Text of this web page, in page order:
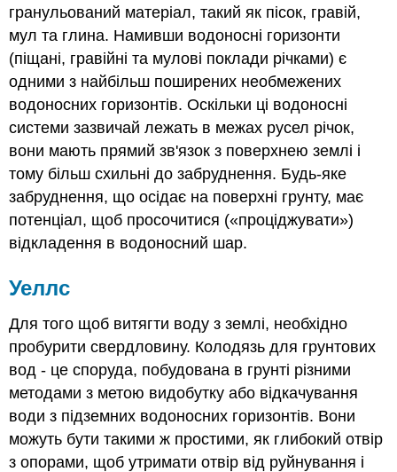
гранульований матеріал, такий як пісок, гравій,
мул та глина. Намивши водоносні горизонти
(піщані, гравійні та мулові поклади річками) є
одними з найбільш поширених необмежених
водоносних горизонтів. Оскільки ці водоносні
системи зазвичай лежать в межах русел річок,
вони мають прямий зв'язок з поверхнею землі і
тому більш схильні до забруднення. Будь-яке
забруднення, що осідає на поверхні грунту, має
потенціал, щоб просочитися («проціджувати»)
відкладення в водоносний шар.
Уеллс
Для того щоб витягти воду з землі, необхідно
пробурити свердловину. Колодязь для грунтових
вод - це споруда, побудована в грунті різними
методами з метою видобутку або відкачування
води з підземних водоносних горизонтів. Вони
можуть бути такими ж простими, як глибокий отвір
з опорами, щоб утримати отвір від руйнування і